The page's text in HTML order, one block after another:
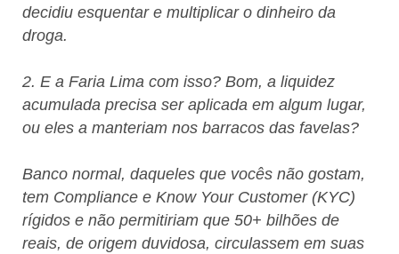
decidiu esquentar e multiplicar o dinheiro da
droga.
2. E a Faria Lima com isso? Bom, a liquidez
acumulada precisa ser aplicada em algum lugar,
ou eles a manteriam nos barracos das favelas?
Banco normal, daqueles que vocês não gostam,
tem Compliance e Know Your Customer (KYC)
rígidos e não permitiriam que 50+ bilhões de
reais, de origem duvidosa, circulassem em suas